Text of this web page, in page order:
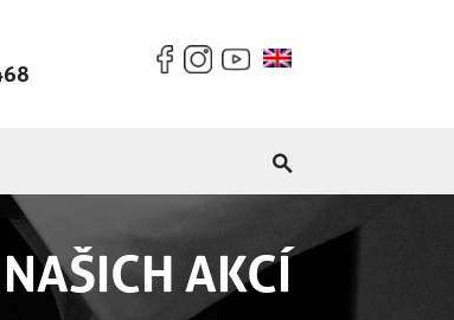
AKCÍ